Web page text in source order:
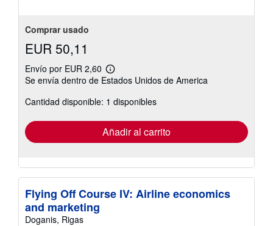
Comprar usado
EUR 50,11
Envío por EUR 2,60
Más
información
las
tarifas
envío
Se envía dentro de Estados Unidos de America
Cantidad disponible: 1 disponibles
Añadir al carrito
Flying Off Course IV: Airline economics
and marketing
Doganis, Rigas